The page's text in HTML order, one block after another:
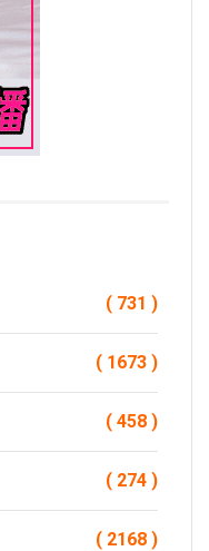
( 731 )
( 1673 )
( 458 )
( 274 )
( 2168 )